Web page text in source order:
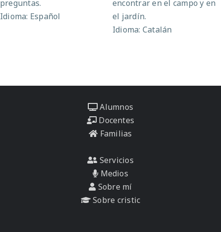
preguntas.
Idioma: Español
encontrar en el campo y en
el jardín.
Idioma: Catalán
Alumnos
Docentes
Familias
Servicios
Medios
Sobre mí
Sobre cristic